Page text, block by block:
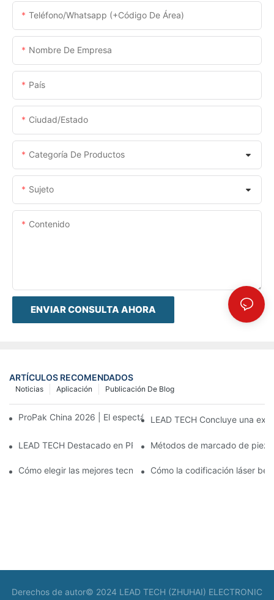
Teléfono/whatsapp (+código De Área)
Nombre De Empresa
País
Ciudad/estado
Categoría De Productos
Sujeto
Contenido
ENVIAR CONSULTA AHORA
ARTÍCULOS RECOMENDADOS
Publicación De Blog
Aplicación
Noticias
ProPak China 2026 | El espectáculo termina, nuestro servicio
LEAD TECH Concluye una
LEAD TECH Destacado en PR Newswire: Presentación de
Métodos de marcado de
Cómo elegir las mejores tecnologías para la codificación y el
Cómo la codificación láser
Derechos de autor© 2024 LEAD TECH (ZHUHAI) ELECTRONIC